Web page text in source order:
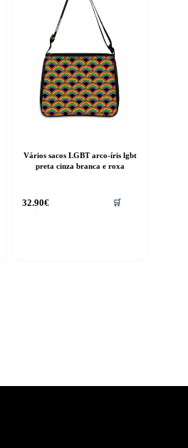
Vários sacos LGBT arco-íris lgbt
preta cinza branca e roxa
32.90€ 🛒